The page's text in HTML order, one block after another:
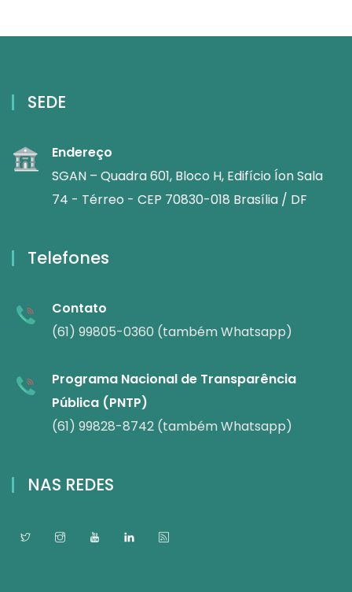
SEDE
Endereço
SGAN – Quadra 601, Bloco H, Edifício Íon Sala
74 - Térreo - CEP 70830-018 Brasília / DF
Telefones
Contato
(61) 99805-0360 (também Whatsapp)
Programa Nacional de Transparência
Pública (PNTP)
(61) 99828-8742 (também Whatsapp)
NAS REDES